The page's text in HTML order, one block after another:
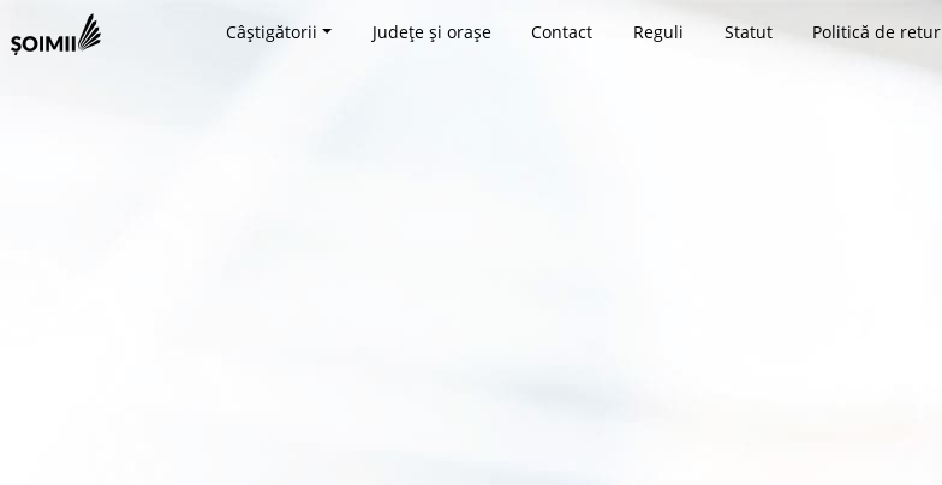
Câștigătorii Județe și orașe Contact Reguli Statut Politică de retur